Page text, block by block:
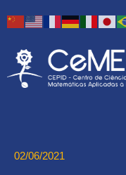
02/06/2021